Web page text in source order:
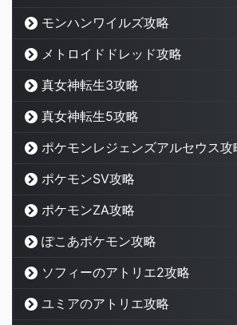
モンハンワイルズ攻略
メトロイドドレッド攻略
真女神転生3攻略
真女神転生5攻略
ポケモンレジェンズアルセウス攻
ポケモンSV攻略
ポケモンZA攻略
ぽこあポケモン攻略
ソフィーのアトリエ2攻略
ユミアのアトリエ攻略